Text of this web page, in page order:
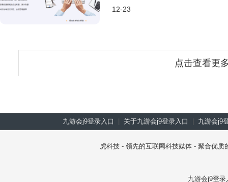
12-23
点击查看更
九游会j9登录入口 关于九游会j9登录入口 九游会j9
虎科技 - 领先的互联网科技媒体 - 聚合优
九游会j9登